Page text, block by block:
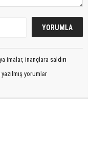
imalar, inançlara saldırı
yorumlar